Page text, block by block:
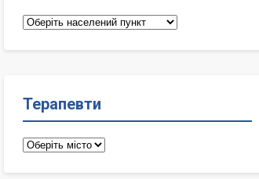
Сімейні
Терапевти
Терапевти